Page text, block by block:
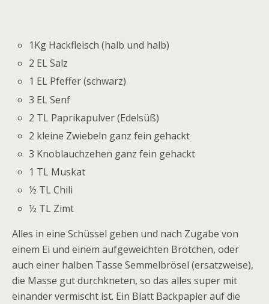
1Kg Hackfleisch (halb und halb)
2 EL Salz
1 EL Pfeffer (schwarz)
3 EL Senf
2 TL Paprikapulver (Edelsüß)
2 kleine Zwiebeln ganz fein gehackt
3 Knoblauchzehen ganz fein gehackt
1 TL Muskat
½ TL Chili
½ TL Zimt
Alles in eine Schüssel geben und nach Zugabe von
einem Ei und einem aufgeweichten Brötchen, oder
auch einer halben Tasse Semmelbrösel (ersatzweise),
die Masse gut durchkneten, so das alles super mit
einander vermischt ist. Ein Blatt Backpapier auf die